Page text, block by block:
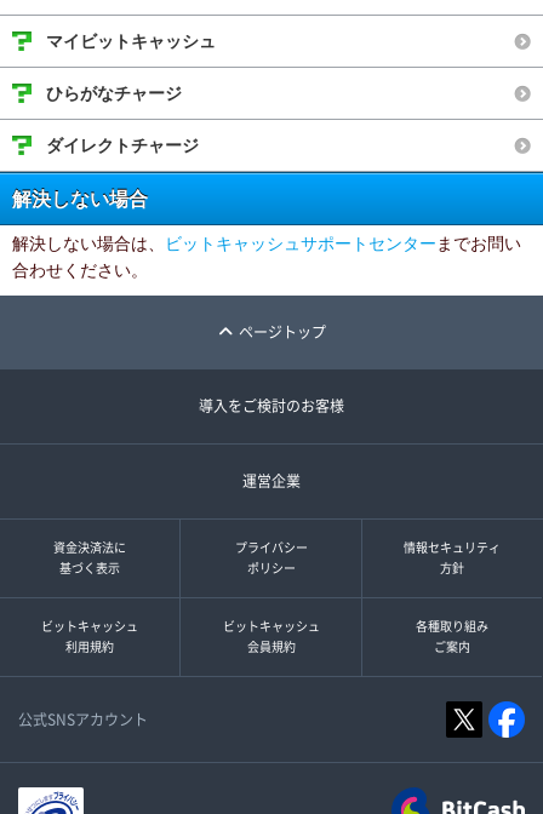
マイビットキャッシュ
ひらがなチャージ
ダイレクトチャージ
解決しない場合
解決しない場合は、 ビットキャッシュサポートセンター までお問い
合わせください。
ページトップ
導入をご検討のお客様
運営企業
資金決済法に
基づく表示
プライバシー
ポリシー
情報セキュリティ
方針
ビットキャッシュ
利用規約
ビットキャッシュ
会員規約
各種取り組み
ご案内
公式SNSアカウント